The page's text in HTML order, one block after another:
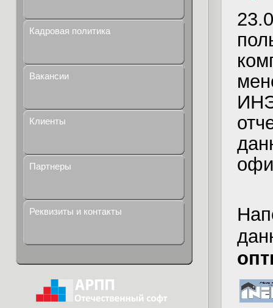
Кадровая политика
Вакансии
Клиенты
Партнеры
Реквизиты и контакты